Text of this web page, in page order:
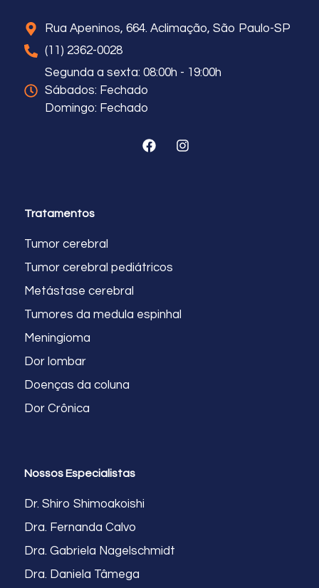
Rua Apeninos, 664. Aclimação, São Paulo-SP
(11) 2362-0028
Segunda a sexta: 08:00h - 19:00h
Sábados: Fechado
Domingo: Fechado
Tratamentos
Tumor cerebral
Tumor cerebral pediátricos
Metástase cerebral
Tumores da medula espinhal
Meningioma
Dor lombar
Doenças da coluna
Dor Crônica
Nossos Especialistas
Dr. Shiro Shimoakoishi
Dra. Fernanda Calvo
Dra. Gabriela Nagelschmidt
Dra. Daniela Tâmega